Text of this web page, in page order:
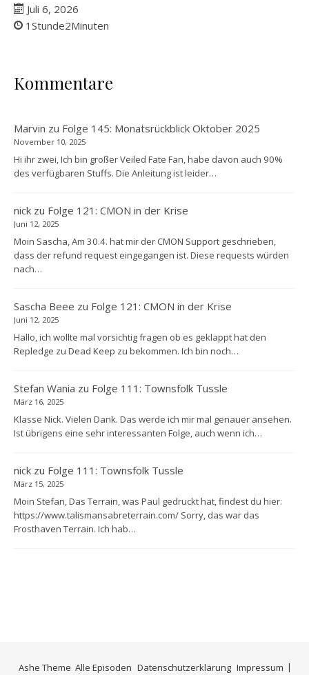
Juli 6, 2026
1Stunde2Minuten
Kommentare
Marvin zu Folge 145: Monatsrückblick Oktober 2025
November 10, 2025
Hi ihr zwei, Ich bin großer Veiled Fate Fan, habe davon auch 90%
des verfügbaren Stuffs. Die Anleitung ist leider…
nick zu Folge 121: CMON in der Krise
Juni 12, 2025
Moin Sascha, Am 30.4. hat mir der CMON Support geschrieben,
dass der refund request eingegangen ist. Diese requests würden
nach…
Sascha Beee zu Folge 121: CMON in der Krise
Juni 12, 2025
Hallo, ich wollte mal vorsichtig fragen ob es geklappt hat den
Repledge zu Dead Keep zu bekommen. Ich bin noch…
Stefan Wania zu Folge 111: Townsfolk Tussle
März 16, 2025
Klasse Nick. Vielen Dank. Das werde ich mir mal genauer ansehen.
Ist übrigens eine sehr interessanten Folge, auch wenn ich…
nick zu Folge 111: Townsfolk Tussle
März 15, 2025
Moin Stefan, Das Terrain, was Paul gedruckt hat, findest du hier:
https://www.talismansabreterrain.com/ Sorry, das war das
Frosthaven Terrain. Ich hab…
Alle Episoden Datenschutzerklärung Impressum
Ashe Theme